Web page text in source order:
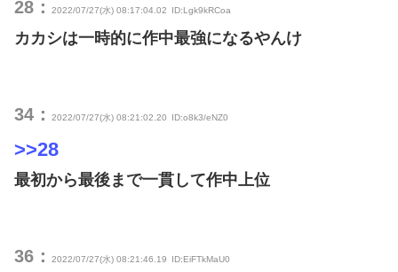
28： 2022/07/27(水) 08:17:04.02 ID:Lgk9kRCoa
カカシは一時的に作中最強になるやんけ
34： 2022/07/27(水) 08:21:02.20 ID:o8k3/eNZ0
>>28
最初から最後まで一貫して作中上位
36： 2022/07/27(水) 08:21:46.19 ID:EiFTkMaU0